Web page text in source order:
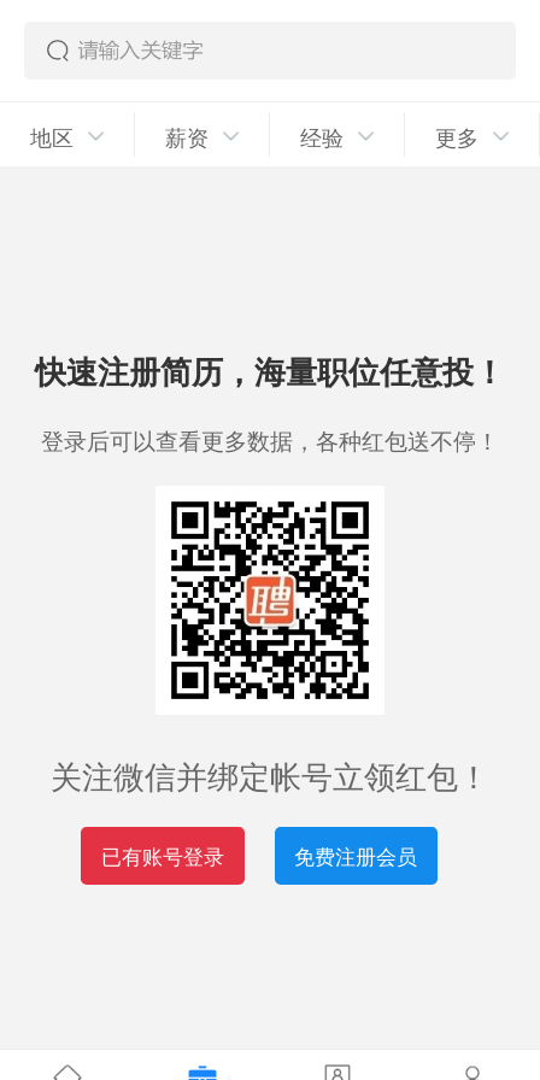
地区 薪资 经验 更多
快速注册简历，海量职位任意投！
登录后可以查看更多数据，各种红包送不停！
关注微信并绑定帐号立领红包！
已有账号登录 免费注册会员